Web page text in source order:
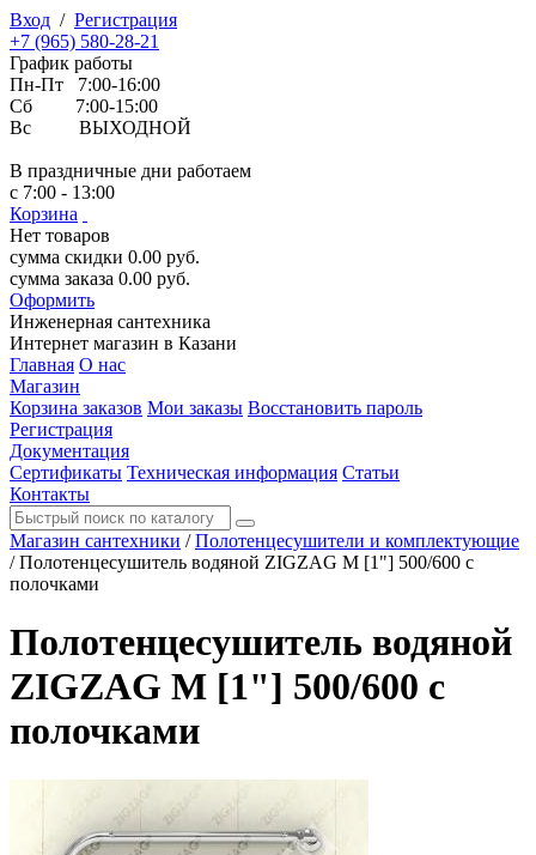
Вход / Регистрация
+7 (965) 580-28-21
График работы
Пн-Пт 7:00-16:00
Сб 7:00-15:00
Вс ВЫХОДНОЙ
В праздничные дни работаем
с 7:00 - 13:00
Корзина
Нет товаров
сумма скидки 0.00 руб.
сумма заказа 0.00 руб.
Оформить
Инженерная сантехника
Интернет магазин в Казани
Главная О нас
Магазин
Корзина заказов Мои заказы Восстановить пароль
Регистрация
Документация
Сертификаты Техническая информация Статьи
Контакты
Магазин сантехники / Полотенцесушители и комплектующие
/ Полотенцесушитель водяной ZIGZAG M [1"] 500/600 с
полочками
Полотенцесушитель водяной
ZIGZAG M [1"] 500/600 с
полочками